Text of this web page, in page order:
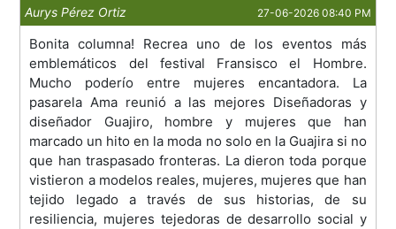
Aurys Pérez Ortiz 27-06-2026 08:40 PM
Bonita columna! Recrea uno de los eventos más
emblemáticos del festival Fransisco el Hombre.
Mucho poderío entre mujeres encantadora. La
pasarela Ama reunió a las mejores Diseñadoras y
diseñador Guajiro, hombre y mujeres que han
marcado un hito en la moda no solo en la Guajira si no
que han traspasado fronteras. La dieron toda porque
vistieron a modelos reales, mujeres, mujeres que han
tejido legado a través de sus historias, de su
resiliencia, mujeres tejedoras de desarrollo social y